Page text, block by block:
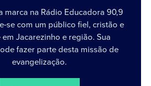
marca na Rádio Educadora 90,9
se com um público fiel, cristão e
Jacarezinho e região. Sua
fazer parte desta missão de
evangelização.